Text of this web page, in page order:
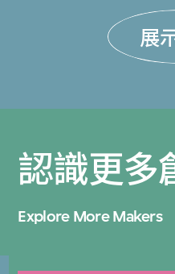
展
認識更多
Explore More Makers